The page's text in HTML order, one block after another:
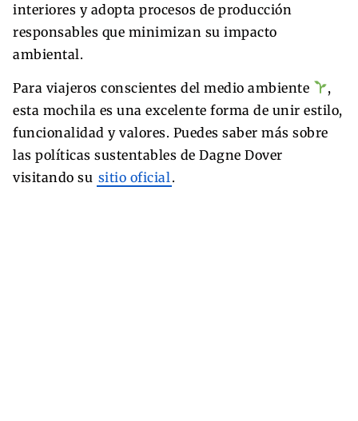
interiores y adopta procesos de producción
responsables que minimizan su impacto
ambiental.
Para viajeros conscientes del medio ambiente
,
esta mochila es una excelente forma de unir estilo,
funcionalidad y valores. Puedes saber más sobre
las políticas sustentables de Dagne Dover
visitando su sitio oficial .